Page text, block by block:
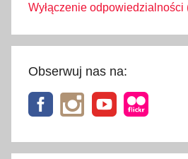
Wyłączenie odpowiedzialności
Obserwuj nas na: